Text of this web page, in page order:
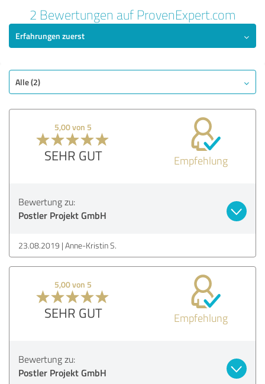
5,00 von 5
Leistungen
Bewertung anzeigen
2 Bewertungen auf ProvenExpert.com
Erfahrungen zuerst
Alle (2)
5,00 von 5
SEHR GUT Empfehlung
Bewertung zu:
Postler Projekt GmbH
23.08.2019 Anne-Kristin S.
5,00 von 5
SEHR GUT Empfehlung
Bewertung zu:
Postler Projekt GmbH